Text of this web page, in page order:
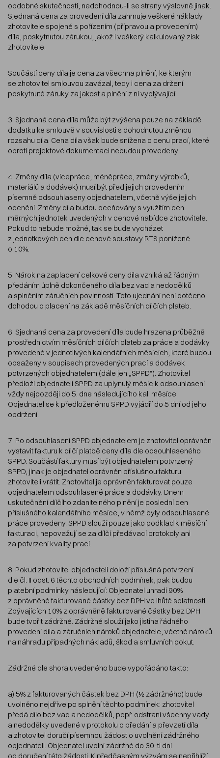
obdobné skutečnosti, nedohodnou-li se strany výslovně jinak.
Sjednaná cena za provedení díla zahrnuje veškeré náklady
zhotovitele spojené s pořízením (přípravou a provedením)
díla, poskytnutou zárukou, jakož i veškerý kalkulovaný zisk
zhotovitele.
Součástí ceny díla je cena za všechna plnění, ke kterým
se zhotovitel smlouvou zavázal, tedy i cena za držení
poskytnuté záruky za jakost a plnění z ní vyplývající.
3. Sjednaná cena díla může být zvýšena pouze na základě
dodatku ke smlouvě v souvislosti s dohodnutou změnou
rozsahu díla. Cena díla však bude snížena o cenu prací, které
oproti projektové dokumentaci nebudou provedeny.
4. Změny díla (vícepráce, méněpráce, změny výrobků,
materiálů a dodávek) musí být před jejich provedením
písemně odsouhlaseny objednatelem, včetně výše jejich
ocenění. Změny díla budou oceňovány s využitím cen
měrných jednotek uvedených v cenové nabídce zhotovitele.
Pokud to nebude možné, tak se bude vycházet
z jednotkových cen dle cenové soustavy RTS ponížené
o 10%.
5. Nárok na zaplacení celkové ceny díla vzniká až řádným
předáním úplně dokončeného díla bez vad a nedodělků
a splněním záručních povinností. Toto ujednání není dotčeno
dohodou o placení na základě měsíčních dílčích plateb.
6. Sjednaná cena za provedení díla bude hrazena průběžně
prostřednictvím měsíčních dílčích plateb za práce a dodávky
provedené v jednotlivých kalendářních měsících, které budou
obsaženy v soupisech provedených prací a dodávek
potvrzených objednatelem (dále jen „SPPD“). Zhotovitel
předloží objednateli SPPD za uplynulý měsíc k odsouhlasení
vždy nejpozději do 5. dne následujícího kal. měsíce.
Objednatel se k předloženému SPPD vyjádří do 5 dní od jeho
obdržení.
7. Po odsouhlasení SPPD objednatelem je zhotovitel oprávněn
vystavit fakturu k dílčí platbě ceny díla dle odsouhlaseného
SPPD. Součástí faktury musí být objednatelem potvrzený
SPPD, jinak je objednatel oprávněn příslušnou fakturu
zhotoviteli vrátit. Zhotovitel je oprávněn fakturovat pouze
objednatelem odsouhlasené práce a dodávky. Dnem
uskutečnění dílčího zdanitelného plnění je poslední den
příslušného kalendářního měsíce, v němž byly odsouhlasené
práce provedeny. SPPD slouží pouze jako podklad k měsíční
fakturaci, nepovažují se za dílčí předávací protokoly ani
za potvrzení kvality prací.
8. Pokud zhotovitel objednateli doloží příslušná potvrzení
dle čl. II odst. 6 těchto obchodních podmínek, pak budou
platební podmínky následující: Objednatel uhradí 90%
z oprávněně fakturované částky bez DPH ve lhůtě splatnosti.
Zbývajících 10% z oprávněně fakturované částky bez DPH
bude tvořit zádržné. Zádržné slouží jako jistina řádného
provedení díla a záručních nároků objednatele, včetně nároků
na náhradu případných nákladů, škod a smluvních pokut.
Zádržné dle shora uvedeného bude vypořádáno takto:
a) 5% z fakturovaných částek bez DPH (½ zádržného) bude
uvolněno nejdříve po splnění těchto podmínek: zhotovitel
předá dílo bez vad a nedodělků, popř. odstraní všechny vady
a nedodělky uvedené v protokolu o předání a převzetí díla
a zhotovitel doručí písemnou žádost o uvolnění zádržného
objednateli. Objednatel uvolní zádržné do 30-ti dní
od doručení této žádosti. K předčasným výzvám se nepřihlíží.